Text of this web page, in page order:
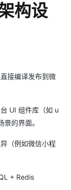
构设
接编译发布到微
UI 组件库（如 u
的界面。
（例如微信小程
+ Redis